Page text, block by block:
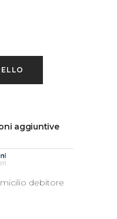
aggiuntive
debitore